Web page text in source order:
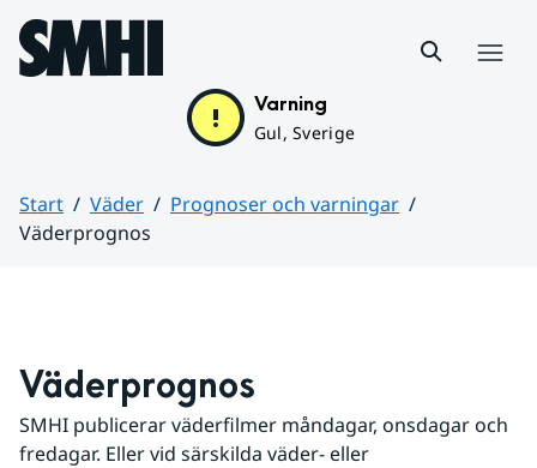
Hoppa till sidans innehåll
Varning
Gul, Sverige
Start Väder
Prognoser och varningar
Väderprognos
Väderprognos
SMHI publicerar väderfilmer måndagar, onsdagar och
fredagar. Eller vid särskilda väder- eller